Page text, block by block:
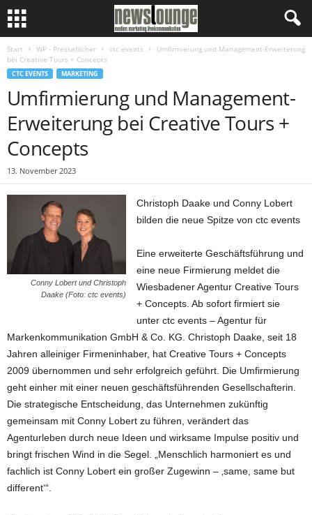
Start WP - Pressefächer ctc events
Umfirmierung und Management-Erweiterung
bei Creative Tours + Concepts
CTC EVENTS MARKETING
Umfirmierung und Management-
Erweiterung bei Creative Tours +
Concepts
13. November 2023
Conny Lobert und Christoph
Daake (Foto: ctc events)
Christoph Daake und Conny Lobert
bilden die neue Spitze von ctc events
Eine erweiterte Geschäftsführung und
eine neue Firmierung meldet die
Wiesbadener Agentur Creative Tours
+ Concepts. Ab sofort firmiert sie
unter ctc events – Agentur für
Markenkommunikation GmbH & Co. KG. Christoph Daake, seit 18
Jahren alleiniger Firmeninhaber, hat Creative Tours + Concepts
2009 übernommen und sehr erfolgreich geführt. Die Umfirmierung
geht einher mit einer neuen geschäftsführenden Gesellschafterin.
Die strategische Entscheidung, das Unternehmen zukünftig
gemeinsam mit Conny Lobert zu führen, verändert das
Agenturleben durch neue Ideen und wirksame Impulse positiv und
bringt frischen Wind in die Segel. „Menschlich harmoniert es und
fachlich ist Conny Lobert ein großer Zugewinn – ‚same, same but
different‘“.